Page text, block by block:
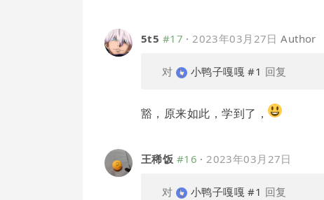
5t5 #17 ·2023年03月27日 Author
对 小鸭子嘎嘎 #1 回复
豁，原来如此，学到了，
王稀饭 #16 ·2023年03月27日
对 小鸭子嘎嘎 #1 回复